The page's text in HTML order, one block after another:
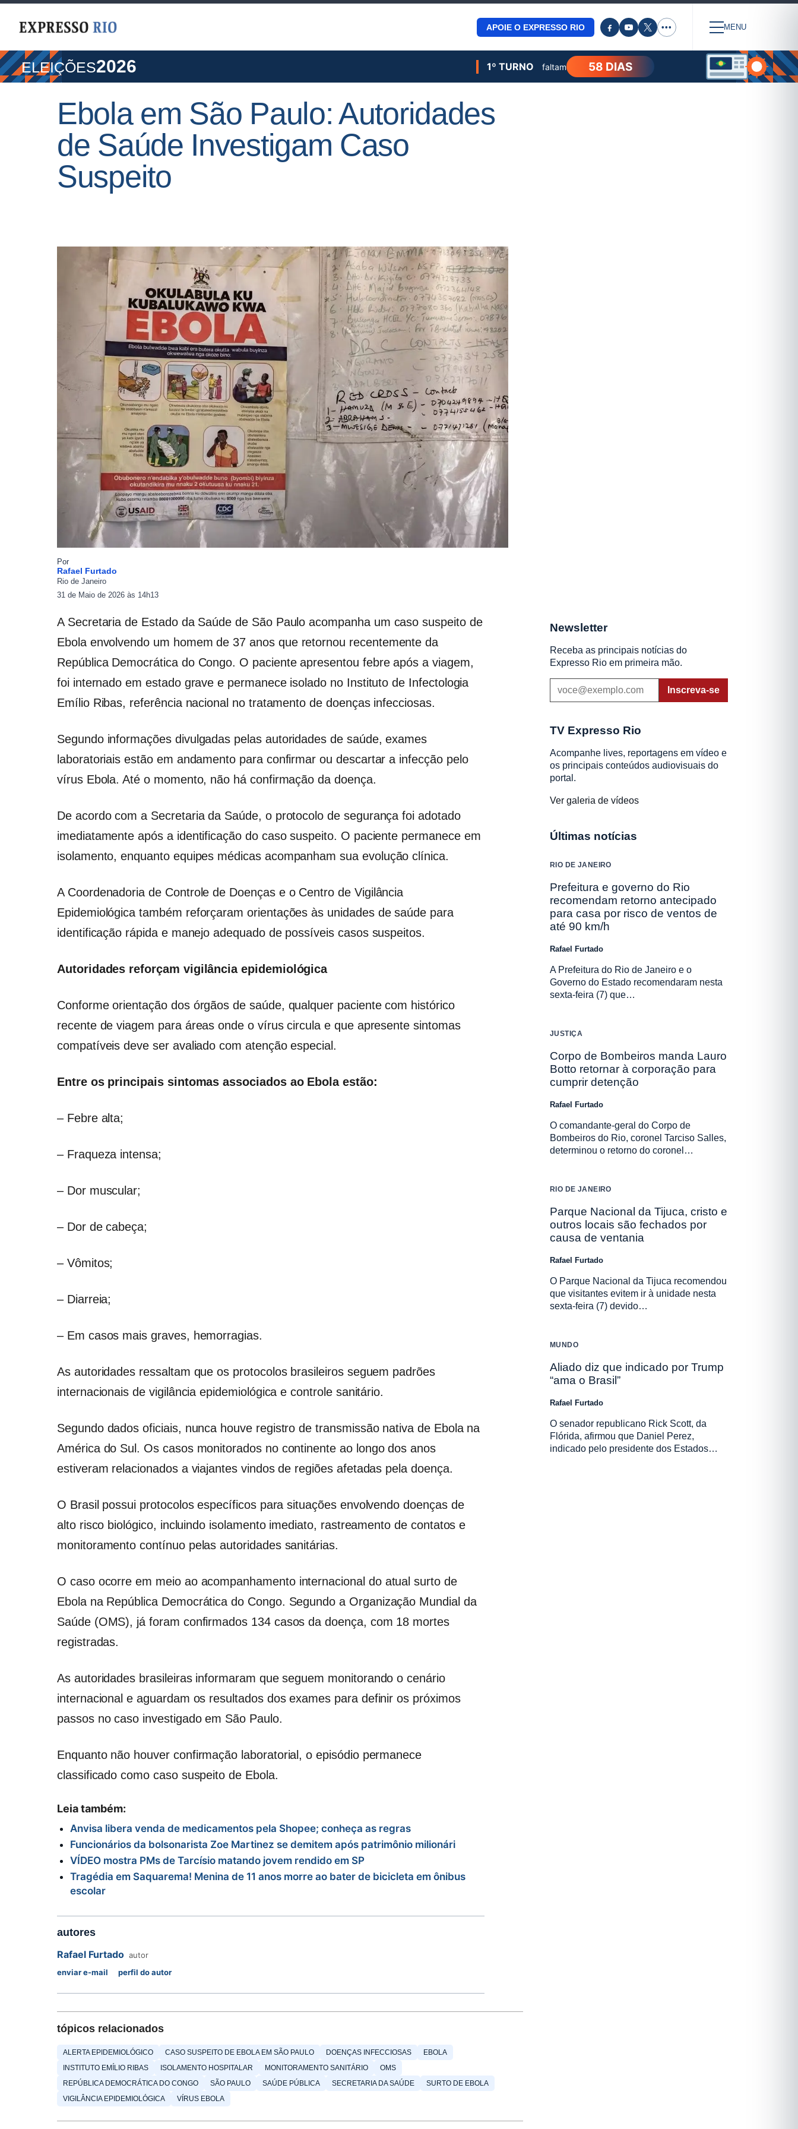
APOIE O EXPRESSO RIO ••• MENU
ELEIÇÕES2026 1º TURNO faltam 58 DIAS
Ebola em São Paulo: Autoridades
de Saúde Investigam Caso
Suspeito
Por
Rafael Furtado
Rio de Janeiro
31 de Maio de 2026 às 14h13
A Secretaria de Estado da Saúde de São Paulo acompanha um caso suspeito de
Ebola envolvendo um homem de 37 anos que retornou recentemente da
República Democrática do Congo. O paciente apresentou febre após a viagem,
foi internado em estado grave e permanece isolado no Instituto de Infectologia
Emílio Ribas, referência nacional no tratamento de doenças infecciosas.
Segundo informações divulgadas pelas autoridades de saúde, exames
laboratoriais estão em andamento para confirmar ou descartar a infecção pelo
vírus Ebola. Até o momento, não há confirmação da doença.
De acordo com a Secretaria da Saúde, o protocolo de segurança foi adotado
imediatamente após a identificação do caso suspeito. O paciente permanece em
isolamento, enquanto equipes médicas acompanham sua evolução clínica.
A Coordenadoria de Controle de Doenças e o Centro de Vigilância
Epidemiológica também reforçaram orientações às unidades de saúde para
identificação rápida e manejo adequado de possíveis casos suspeitos.
Autoridades reforçam vigilância epidemiológica
Conforme orientação dos órgãos de saúde, qualquer paciente com histórico
recente de viagem para áreas onde o vírus circula e que apresente sintomas
compatíveis deve ser avaliado com atenção especial.
Entre os principais sintomas associados ao Ebola estão:
– Febre alta;
– Fraqueza intensa;
– Dor muscular;
– Dor de cabeça;
– Vômitos;
– Diarreia;
– Em casos mais graves, hemorragias.
As autoridades ressaltam que os protocolos brasileiros seguem padrões
internacionais de vigilância epidemiológica e controle sanitário.
Segundo dados oficiais, nunca houve registro de transmissão nativa de Ebola na
América do Sul. Os casos monitorados no continente ao longo dos anos
estiveram relacionados a viajantes vindos de regiões afetadas pela doença.
O Brasil possui protocolos específicos para situações envolvendo doenças de
alto risco biológico, incluindo isolamento imediato, rastreamento de contatos e
monitoramento contínuo pelas autoridades sanitárias.
O caso ocorre em meio ao acompanhamento internacional do atual surto de
Ebola na República Democrática do Congo. Segundo a Organização Mundial da
Saúde (OMS), já foram confirmados 134 casos da doença, com 18 mortes
registradas.
As autoridades brasileiras informaram que seguem monitorando o cenário
internacional e aguardam os resultados dos exames para definir os próximos
passos no caso investigado em São Paulo.
Enquanto não houver confirmação laboratorial, o episódio permanece
classificado como caso suspeito de Ebola.
Leia também:
Anvisa libera venda de medicamentos pela Shopee; conheça as regras
Funcionários da bolsonarista Zoe Martinez se demitem após patrimônio milionári
VÍDEO mostra PMs de Tarcísio matando jovem rendido em SP
Tragédia em Saquarema! Menina de 11 anos morre ao bater de bicicleta em ônibus
escolar
autores
Rafael Furtado autor
enviar e-mail
perfil do autor
tópicos relacionados
ALERTA EPIDEMIOLÓGICO CASO SUSPEITO DE EBOLA EM SÃO PAULO DOENÇAS INFECCIOSAS
EBOLA
INSTITUTO EMÍLIO RIBAS
ISOLAMENTO HOSPITALAR MONITORAMENTO SANITÁRIO
OMS
REPÚBLICA DEMOCRÁTICA DO CONGO
SÃO PAULO SAÚDE PÚBLICA SECRETARIA DA SAÚDE
SURTO DE EBOLA
VIGILÂNCIA EPIDEMIOLÓGICA
VÍRUS EBOLA
Newsletter
Receba as principais notícias do
Expresso Rio em primeira mão.
Inscreva-se
TV Expresso Rio
Acompanhe lives, reportagens em vídeo e
os principais conteúdos audiovisuais do
portal.
Ver galeria de vídeos
Últimas notícias
RIO DE JANEIRO
Prefeitura e governo do Rio
recomendam retorno antecipado
para casa por risco de ventos de
até 90 km/h
Rafael Furtado
A Prefeitura do Rio de Janeiro e o
Governo do Estado recomendaram nesta
sexta-feira (7) que…
JUSTIÇA
Corpo de Bombeiros manda Lauro
Botto retornar à corporação para
cumprir detenção
Rafael Furtado
O comandante-geral do Corpo de
Bombeiros do Rio, coronel Tarciso Salles,
determinou o retorno do coronel…
RIO DE JANEIRO
Parque Nacional da Tijuca, cristo e
outros locais são fechados por
causa de ventania
Rafael Furtado
O Parque Nacional da Tijuca recomendou
que visitantes evitem ir à unidade nesta
sexta-feira (7) devido…
MUNDO
Aliado diz que indicado por Trump
“ama o Brasil”
Rafael Furtado
O senador republicano Rick Scott, da
Flórida, afirmou que Daniel Perez,
indicado pelo presidente dos Estados…